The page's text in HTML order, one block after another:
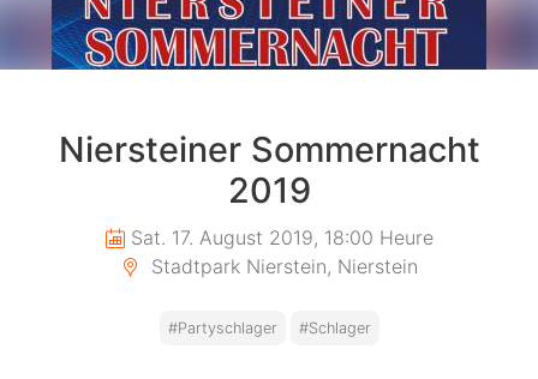
Niersteiner Sommernacht
2019
Sat. 17. August 2019, 18:00 Heure
Stadtpark Nierstein, Nierstein
#Partyschlager #Schlager